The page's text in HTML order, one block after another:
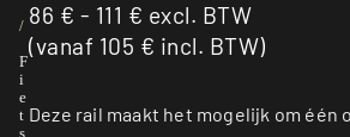
/
F
i
e
t
s
86 € - 111 € excl. BTW
(vanaf 105 € incl. BTW)
Deze rail maakt het mogelijk om één